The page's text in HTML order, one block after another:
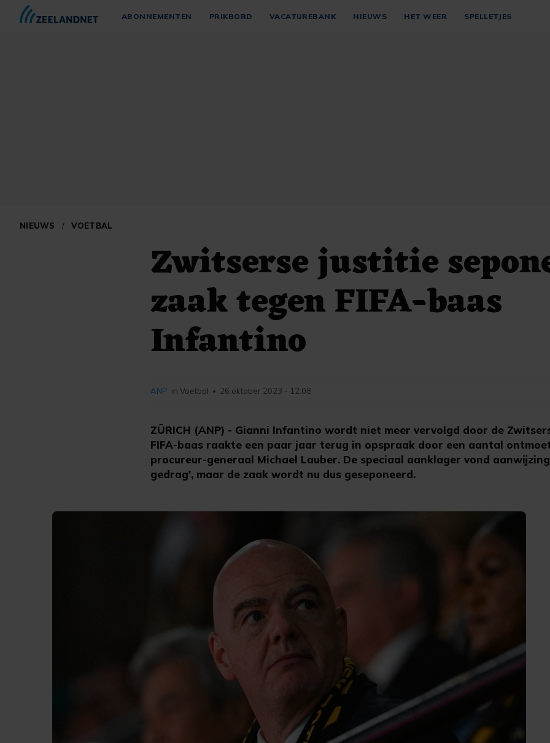
ABONNEMENTEN PRIKBORD VACATUREBANK NIEUWS HET WEER SPELLETJES
NIEUWS / VOETBAL
Zwitserse justitie
zaak tegen FIFA-baas
Infantino
ZÜRICH (ANP) - Gianni Infantino wordt niet meer vervolgd door de
FIFA-baas raakte een paar jaar terug in opspraak door een aantal
procureur-generaal Michael Lauber. De speciaal aanklager vond
gedrag', maar de zaak wordt nu dus geseponeerd.
ANP in Voetbal • 26 oktober 2023 - 12:08